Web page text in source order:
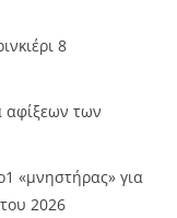
8
αφίξεων των
«μνηστήρας» για
2026